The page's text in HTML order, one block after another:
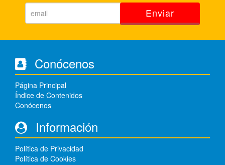
Enviar
Conócenos
Página Principal
Índice de Contenidos
Conócenos
Información
Política de Privacidad
Política de Cookies